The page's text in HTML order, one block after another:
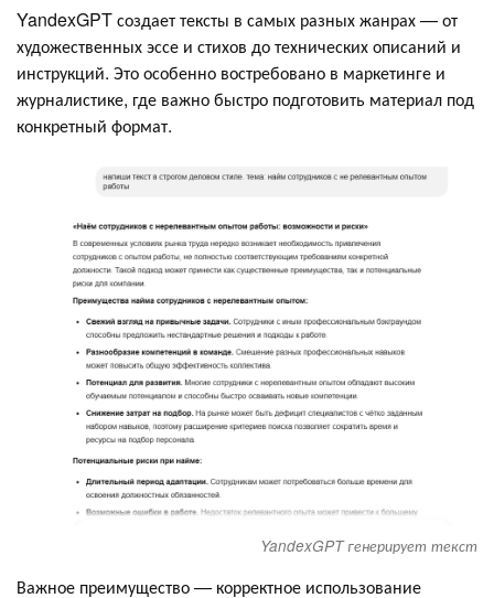
YandexGPT создает тексты в самых разных жанрах — от
художественных эссе и стихов до технических описаний и
инструкций. Это особенно востребовано в маркетинге и
журналистике, где важно быстро подготовить материал под
конкретный формат.
YandexGPT генерирует текст
Важное преимущество — корректное использование